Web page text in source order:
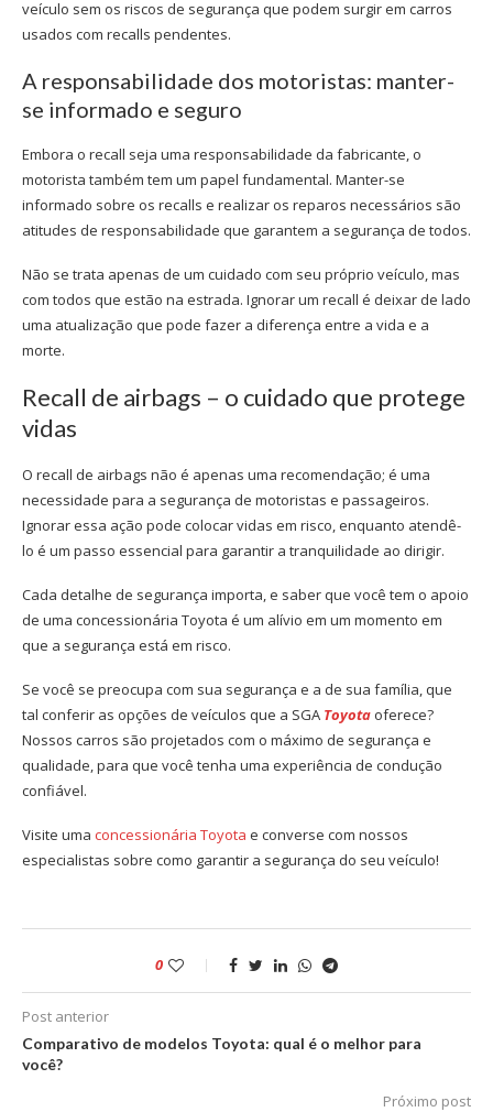
veículo sem os riscos de segurança que podem surgir em carros
usados com recalls pendentes.
A responsabilidade dos motoristas: manter-
se informado e seguro
Embora o recall seja uma responsabilidade da fabricante, o
motorista também tem um papel fundamental. Manter-se
informado sobre os recalls e realizar os reparos necessários são
atitudes de responsabilidade que garantem a segurança de todos.
Não se trata apenas de um cuidado com seu próprio veículo, mas
com todos que estão na estrada. Ignorar um recall é deixar de lado
uma atualização que pode fazer a diferença entre a vida e a
morte.
Recall de airbags – o cuidado que protege
vidas
O recall de airbags não é apenas uma recomendação; é uma
necessidade para a segurança de motoristas e passageiros.
Ignorar essa ação pode colocar vidas em risco, enquanto atendê-
lo é um passo essencial para garantir a tranquilidade ao dirigir.
Cada detalhe de segurança importa, e saber que você tem o apoio
de uma concessionária Toyota é um alívio em um momento em
que a segurança está em risco.
Se você se preocupa com sua segurança e a de sua família, que
tal conferir as opções de veículos que a SGA Toyota oferece?
Nossos carros são projetados com o máximo de segurança e
qualidade, para que você tenha uma experiência de condução
confiável.
Visite uma concessionária Toyota e converse com nossos
especialistas sobre como garantir a segurança do seu veículo!
0
Post anterior
Comparativo de modelos Toyota: qual é o melhor para
você?
Próximo post